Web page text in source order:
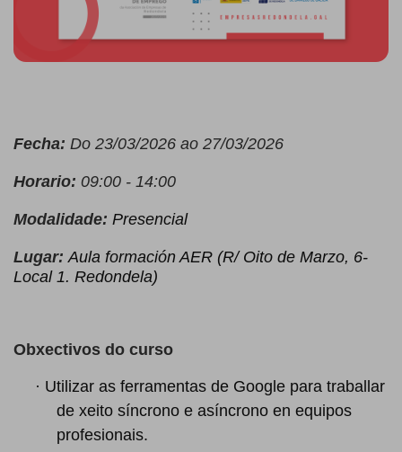
Fecha: Do 23/03/2026 ao 27/03/2026
Horario: 09:00 - 14:00
Modalidade: Presencial
Lugar: Aula formación AER (R/ Oito de Marzo, 6-
Local 1. Redondela)
Obxectivos do curso
· Utilizar as ferramentas de Google para traballar
de xeito síncrono e asíncrono en equipos
profesionais.